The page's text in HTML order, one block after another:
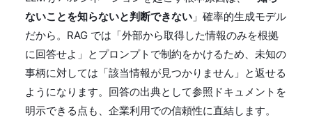
ないことを知らないと判断できない 」確率的生成モデル
だから。RAG では「外部から取得した情報のみを根拠
に回答せよ」とプロンプトで制約をかけるため、未知の
事柄に対しては「該当情報が見つかりません」と返せる
ようになります。回答の出典として参照ドキュメントを
明示できる点も、企業利用での信頼性に直結します。